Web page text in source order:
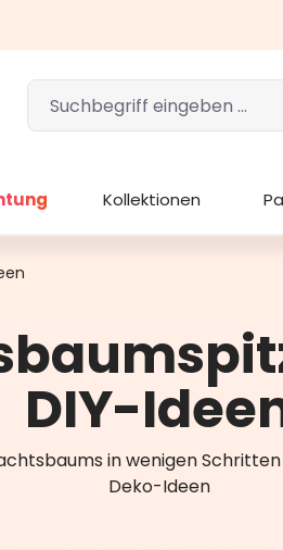
Kollektionen
DIY-
in wenigen
Deko-Ideen